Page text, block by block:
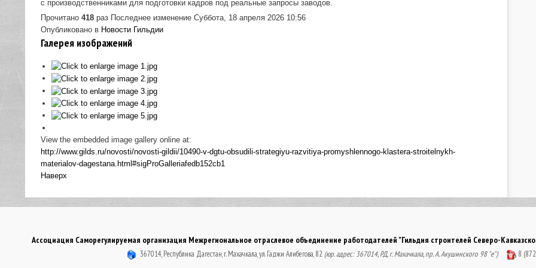
с производственниками для подготовки кадров под реальные запросы заводов.
Прочитано 418 раз Последнее изменение Суббота, 18 апреля 2026 10:56
Опубликовано в Новости Гильдии
Галерея изображений
View the embedded image gallery online at:
http://www.gilds.ru/novosti/novosti-gildii/10490-v-dgtu-obsudili-strategiyu-razvitiya-promyshlennogo-klastera-stroitelnykh-
materialov-dagestana.html#sigProGalleriafedb152cb1
Наверх
Ассоциация Саморегулируемая организация Межрегиональное отраслевое объединение работодателей "Гильдия строителей Северо-
367014, Республика Дагестан, г. Махачкала, ул. Гаджи Алибегова, 82 (юр. адрес: 367014, РД, г. Махачкала, пр. А. Акушинского 98 "е") 8